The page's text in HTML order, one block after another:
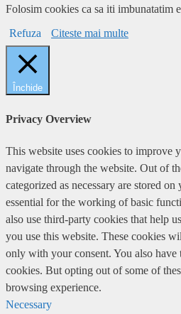
Folosim cookies ca sa iti imbunatatim
Refuza
Citeste mai multe
Închide
Privacy Overview
This website uses cookies to improve
navigate through the website. Out of
categorized as necessary are stored
essential for the working of basic
also use third-party cookies that help
you use this website. These cookies
only with your consent. You also
cookies. But opting out of some of
browsing experience.
Necessary